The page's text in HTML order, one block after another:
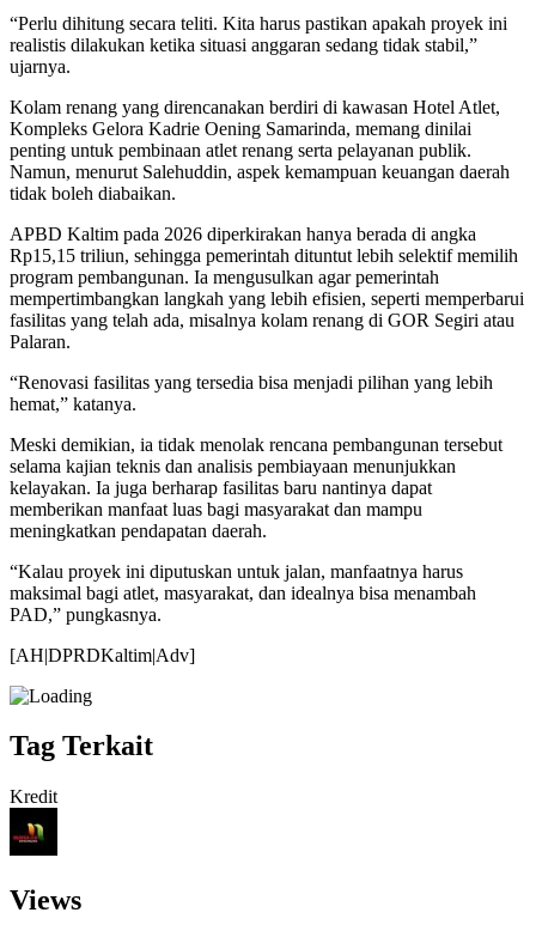
“Perlu dihitung secara teliti. Kita harus pastikan apakah proyek ini
realistis dilakukan ketika situasi anggaran sedang tidak stabil,”
ujarnya.
Kolam renang yang direncanakan berdiri di kawasan Hotel Atlet,
Kompleks Gelora Kadrie Oening Samarinda, memang dinilai
penting untuk pembinaan atlet renang serta pelayanan publik.
Namun, menurut Salehuddin, aspek kemampuan keuangan daerah
tidak boleh diabaikan.
APBD Kaltim pada 2026 diperkirakan hanya berada di angka
Rp15,15 triliun, sehingga pemerintah dituntut lebih selektif memilih
program pembangunan. Ia mengusulkan agar pemerintah
mempertimbangkan langkah yang lebih efisien, seperti memperbarui
fasilitas yang telah ada, misalnya kolam renang di GOR Segiri atau
Palaran.
“Renovasi fasilitas yang tersedia bisa menjadi pilihan yang lebih
hemat,” katanya.
Meski demikian, ia tidak menolak rencana pembangunan tersebut
selama kajian teknis dan analisis pembiayaan menunjukkan
kelayakan. Ia juga berharap fasilitas baru nantinya dapat
memberikan manfaat luas bagi masyarakat dan mampu
meningkatkan pendapatan daerah.
“Kalau proyek ini diputuskan untuk jalan, manfaatnya harus
maksimal bagi atlet, masyarakat, dan idealnya bisa menambah
PAD,” pungkasnya.
[AH|DPRDKaltim|Adv]
Tag Terkait
Kredit
Views